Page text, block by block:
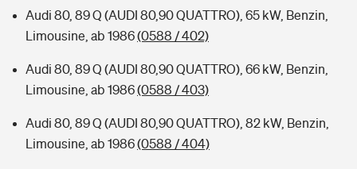
Audi 80, 89 Q (AUDI 80,90 QUATTRO), 65 kW, Benzin,
Limousine, ab 1986(0588 / 402)
Audi 80, 89 Q (AUDI 80,90 QUATTRO), 66 kW, Benzin,
Limousine, ab 1986(0588 / 403)
Audi 80, 89 Q (AUDI 80,90 QUATTRO), 82 kW, Benzin,
Limousine, ab 1986(0588 / 404)